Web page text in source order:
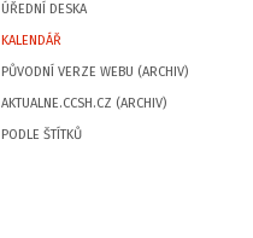
ÚŘEDNÍ DESKA
KALENDÁŘ
PŮVODNÍ VERZE WEBU (ARCHIV)
AKTUALNE.CCSH.CZ (ARCHIV)
PODLE ŠTÍTKŮ